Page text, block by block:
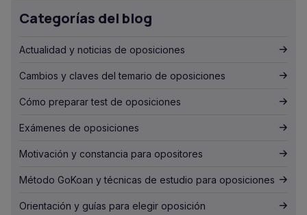
Categorías del blog
Actualidad y noticias de oposiciones
Cambios y claves del temario de oposiciones
Cómo preparar test de oposiciones
Exámenes de oposiciones
Motivación y constancia para opositores
Método GoKoan y técnicas de estudio para oposiciones
Orientación y guías para elegir oposición